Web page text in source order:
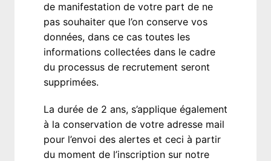
de manifestation de votre part de ne
pas souhaiter que l’on conserve vos
données, dans ce cas toutes les
informations collectées dans le cadre
du processus de recrutement seront
supprimées.
La durée de 2 ans, s’applique également
à la conservation de votre adresse mail
pour l’envoi des alertes et ceci à partir
du moment de l’inscription sur notre